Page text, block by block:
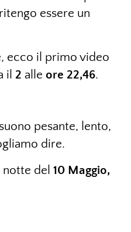
essere un
ecco il primo video
il 2 alle ore 22,46.
pesante, lento,
dire.
del 10 Maggio,